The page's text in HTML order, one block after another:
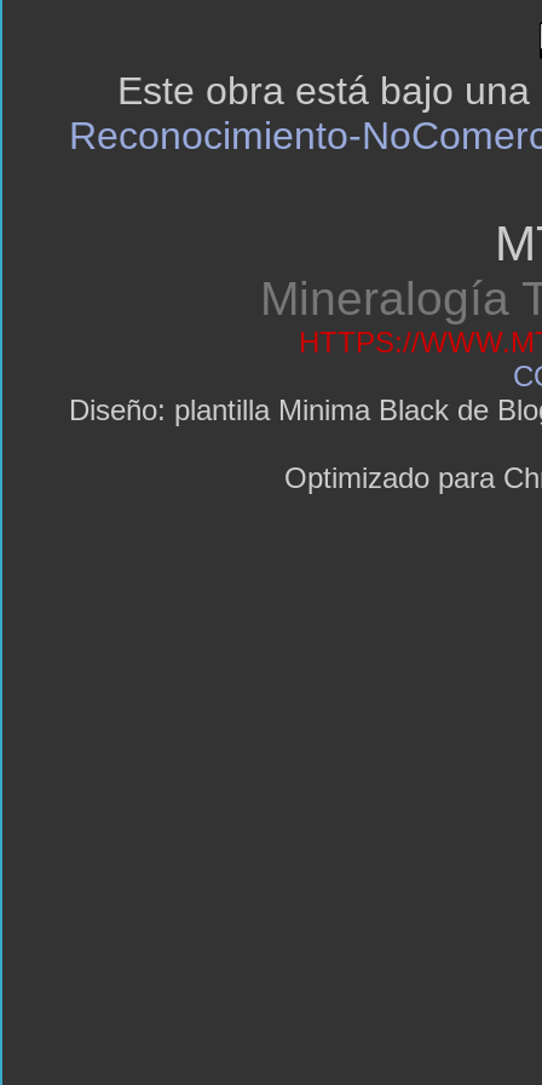
Este obra está bajo una
Reconocimiento-
Mineralogía
HTTPS://
Diseño: plantilla Minima Black de
Optimizado para